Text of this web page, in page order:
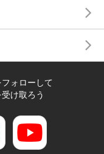
ォローして
け取ろう